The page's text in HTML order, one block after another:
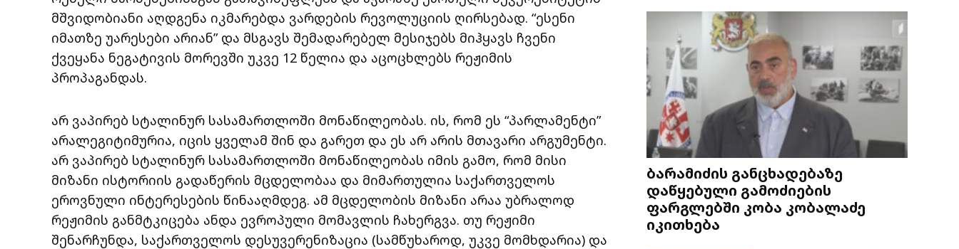
მშვიდობიანი აღდგენა იკმარებდა ვარდების რევოლუციის ღირსებად. “ესენი
იმათზე უარესები არიან” და მსგავს შემადარებელ მესიჯებს მიჰყავს ჩვენი
ქვეყანა ნეგატივის მორევში უკვე 12 წელია და აცოცხლებს რეჟიმის
პროპაგანდას.
არ ვაპირებ სტალინურ სასამართლოში მონაწილეობას. ის, რომ ეს “პარლამენტი”
არალეგიტიმურია, იცის ყველამ შინ და გარეთ და ეს არ არის მთავარი არგუმენტი.
არ ვაპირებ სტალინურ სასამართლოში მონაწილეობას იმის გამო, რომ მისი
მიზანი ისტორიის გადაწერის მცდელობაა და მიმართულია საქართველოს
ეროვნული ინტერესების წინააღმდეგ. ამ მცდელობის მიზანი არაა უბრალოდ
რეჟიმის განმტკიცება ანდა ევროპული მომავლის ჩახერგვა. თუ რეჟიმი
შენარჩუნდა, საქართველოს დესუვერენიზაცია (სამწუხაროდ, უკვე მომხდარია) და
ბარამიძის განცხადებაზე
დაწყებული გამოძიების
ფარგლებში კობა კობალაძე
იკითხება